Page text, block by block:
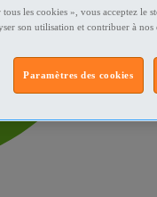
les cookies », vous acceptez le
son utilisation et contribuer à nos
Paramètres des cookies